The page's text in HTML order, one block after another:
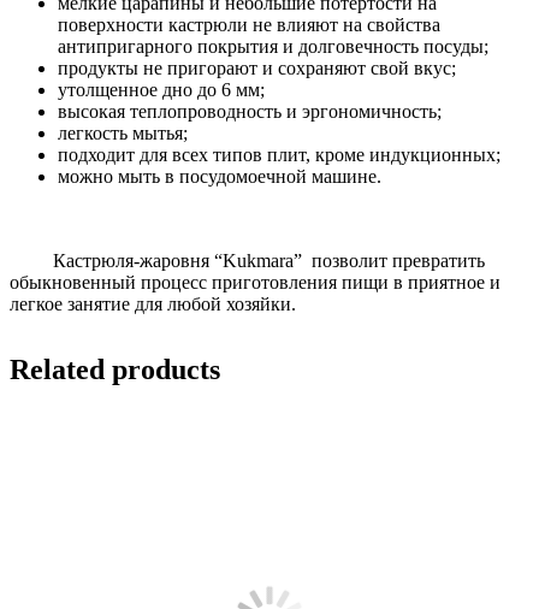
поверхности кастрюли не влияют на свойства
антипригарного покрытия и долговечность посуды;
продукты не пригорают и сохраняют свой вкус;
утолщенное дно до 6 мм;
высокая теплопроводность и эргономичность;
легкость мытья;
подходит для всех типов плит, кроме индукционных;
можно мыть в посудомоечной машине.
Кастрюля-жаровня “Kukmara” позволит превратить
обыкновенный процесс приготовления пищи в приятное и
легкое занятие для любой хозяйки.
Related products